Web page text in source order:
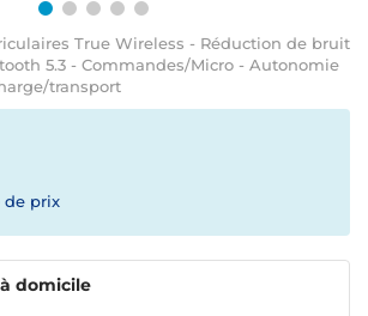
True Wireless - Réduction de bruit
5.3 - Commandes/Micro - Autonomie
transport
de prix
domicile